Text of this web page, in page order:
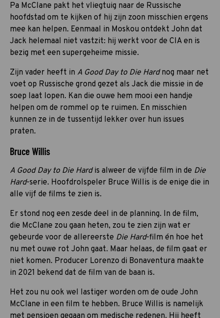
Pa McClane pakt het vliegtuig naar de Russische
hoofdstad om te kijken of hij zijn zoon misschien ergens
mee kan helpen. Eenmaal in Moskou ontdekt John dat
Jack helemaal niet vastzit: hij werkt voor de CIA en is
bezig met een supergeheime missie.
Zijn vader heeft in A Good Day to Die Hardnog maar net
voet op Russische grond gezet als Jack die missie in de
soep laat lopen. Kan die ouwe hem mooi een handje
helpen om de rommel op te ruimen. En misschien
kunnen ze in de tussentijd lekker over hun issues
praten.
Bruce Willis
A Good Day to Die Hardis alweer de vijfde film in de Die
Hard-serie. Hoofdrolspeler Bruce Willis is de enige die in
alle vijf de films te zien is.
Er stond nog een zesde deel in de planning. In de film,
die McClane zou gaan heten, zou te zien zijn wat er
gebeurde voor de allereerste Die Hard-film én hoe het
nu met ouwe rot John gaat. Maar helaas, de film gaat er
niet komen. Producer Lorenzo di Bonaventura maakte
in 2021 bekend dat de film van de baan is.
Het zou nu ook wel lastiger worden om de oude John
McClane in een film te hebben. Bruce Willis is namelijk
met pensioen gegaan om medische redenen. Hij heeft